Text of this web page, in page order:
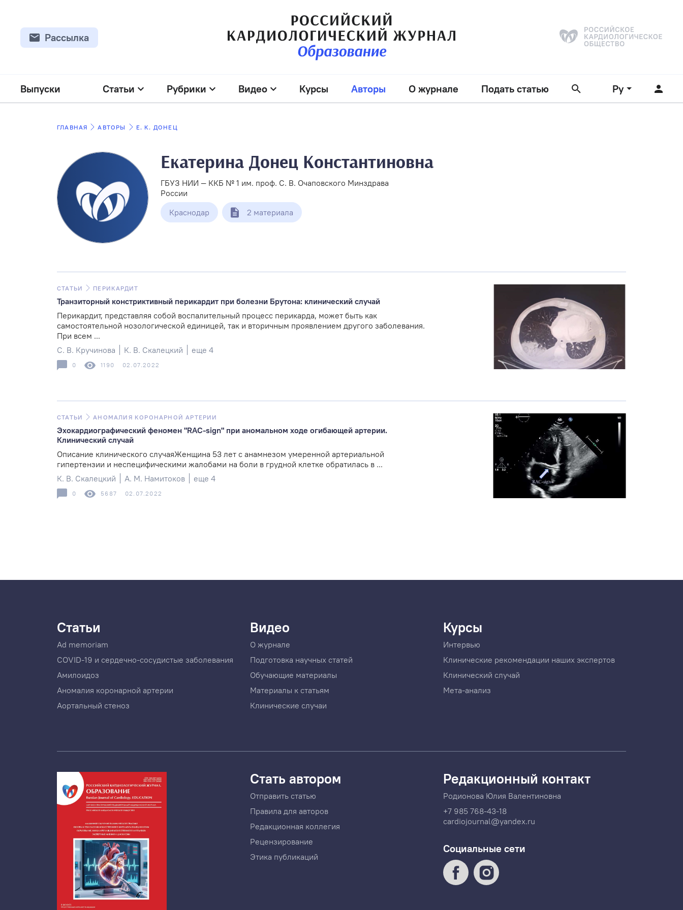
Рассылка
Выпуски Статьи Рубрики Видео Курсы Авторы О журнале Подать статью Ру
ГЛАВНАЯ АВТОРЫ Е. К. ДОНЕЦ
Екатерина Донец Константиновна
ГБУЗ НИИ — ККБ № 1 им. проф. С. В. Очаповского Минздрава
России
Краснодар
2 материала
СТАТЬИ ПЕРИКАРДИТ
Транзиторный констриктивный перикардит при болезни Брутона: клинический случай
Перикардит, представляя собой воспалительный процесс перикарда, может быть как
самостоятельной нозологической единицей, так и вторичным проявлением другого заболевания.
При всем ...
С. В. Кручинова
К. В. Скалецкий еще 4
0 1190 02.07.2022
СТАТЬИ АНОМАЛИЯ КОРОНАРНОЙ АРТЕРИИ
Эхокардиографический феномен "RAC-sign" при аномальном ходе огибающей артерии.
Клинический случай
Описание клинического случаяЖенщина 53 лет с анамнезом умеренной артериальной
гипертензии и неспецифическими жалобами на боли в грудной клетке обратилась в ...
К. В. Скалецкий
А. М. Намитоков еще 4
0 5687 02.07.2022
Статьи
Ad memoriam
COVID-19 и сердечно-сосудистые заболевания
Амилоидоз
Аномалия коронарной артерии
Аортальный стеноз
Видео
О журнале
Подготовка научных статей
Обучающие материалы
Материалы к статьям
Клинические случаи
Курсы
Интервью
Клинические рекомендации наших экспертов
Клинический случай
Мета-анализ
Стать автором
Отправить статью
Правила для авторов
Редакционная коллегия
Рецензирование
Этика публикаций
Редакционный контакт
Родионова Юлия Валентиновна
+7 985 768-43-18
cardiojournal@yandex.ru
Социальные сети